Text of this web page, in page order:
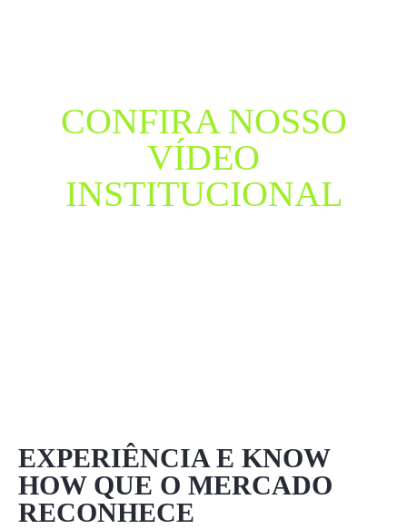
CONFIRA NOSSO
VÍDEO
INSTITUCIONAL
EXPERIÊNCIA E KNOW
HOW QUE O MERCADO
RECONHECE